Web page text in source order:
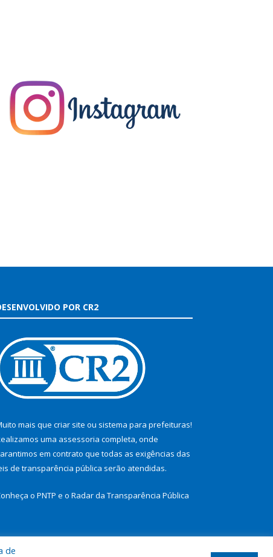
POR CR2
mais que criar site ou sistema para prefeituras!
uma assessoria completa, onde
em contrato que todas as exigências das
de transparência pública serão atendidas.
o PNTP e o Radar da Transparência Pública
de